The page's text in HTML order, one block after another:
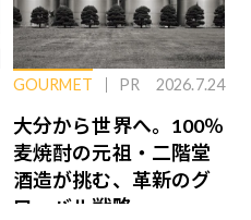
GOURMET PR 2026.7.24
大分から世界へ。100％
麦焼酎の元祖・二階堂
酒造が挑む、革新のグ
ローバル戦略